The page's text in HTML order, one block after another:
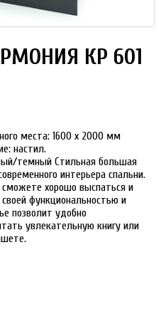
КР 601
места: 1600 х 2000 мм
настил.
темный Стильная большая
интерьера спальни.
хорошо выспаться и
функциональностью и
позволит удобно
увлекательную книгу или